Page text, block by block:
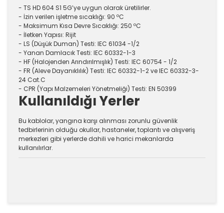
- TS HD 604 S1 5G’ye uygun olarak üretilirler.
- İzin verilen işletme sıcaklığı: 90 ºC
- Maksimum Kısa Devre Sıcaklığı: 250 ºC
- İletken Yapısı: Rijit
- LS (Düşük Duman) Testi: IEC 61034 -1/2
- Yanan Damlacık Testi: IEC 60332-1-3
- HF (Halojenden Arındırılmışlık) Testi: IEC 60754 - 1/2
- FR (Aleve Dayanıklılık) Testi: IEC 60332-1-2 ve IEC 60332-3-
24 Cat.C
- CPR (Yapı Malzemeleri Yönetmeliği) Testi: EN 50399
Kullanıldığı Yerler
Bu kablolar, yangına karşı alınması zorunlu güvenlik
tedbirlerinin olduğu okullar, hastaneler, toplantı ve alışveriş
merkezleri gibi yerlerde dahili ve harici mekanlarda
kullanılırlar.